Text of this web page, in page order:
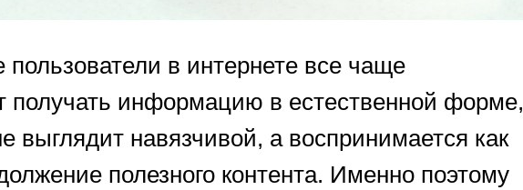
в интернете все чаще
получать информацию в естественной форме,
выглядит навязчивой, а воспринимается как
полезного контента. Именно поэтому